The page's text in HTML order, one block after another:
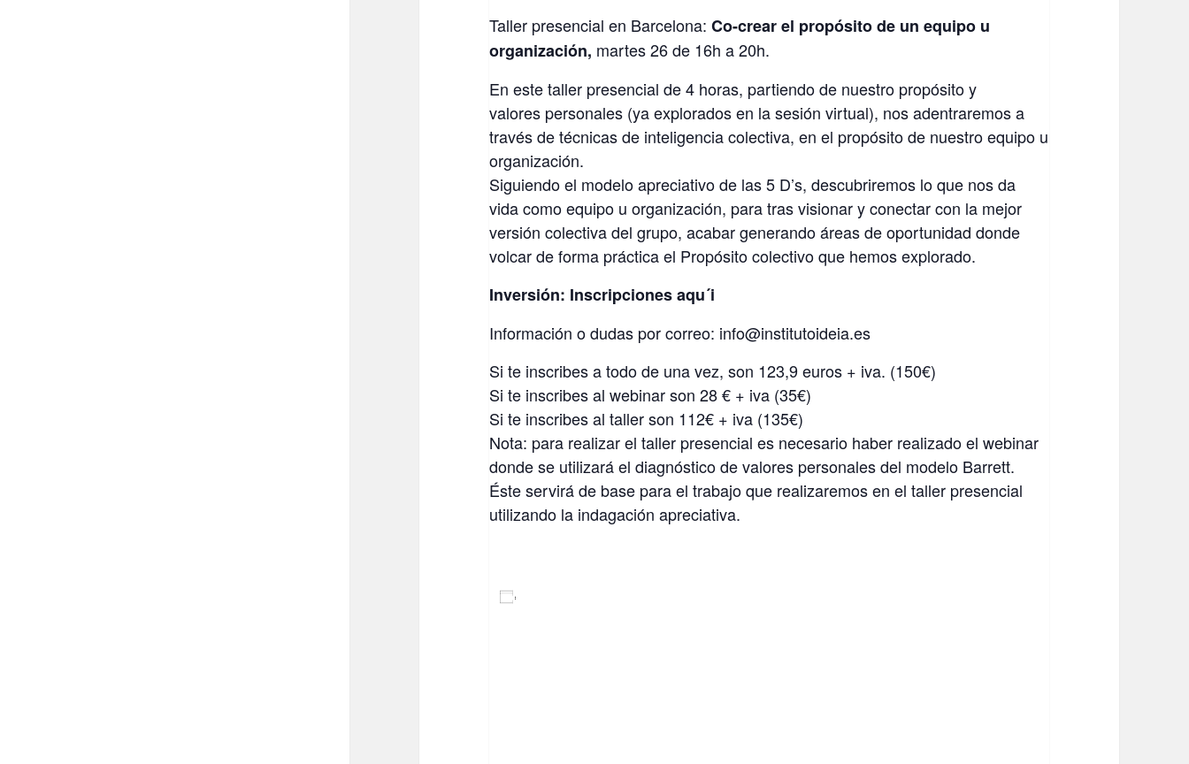
Taller presencial en Barcelona:Co-crear el propósito de un equipo u
organización, martes 26 de 16h a 20h.
En este taller presencial de 4 horas, partiendo de nuestro propósito y
valores personales (ya explorados en la sesión virtual), nos adentraremos a
través de técnicas de inteligencia colectiva, en el propósito de nuestro equipo u
organización.
Siguiendo el modelo apreciativo de las 5 D’s, descubriremos lo que nos da
vida como equipo u organización, para tras visionar y conectar con la mejor
versión colectiva del grupo, acabar generando áreas de oportunidad donde
volcar de forma práctica el Propósito colectivo que hemos explorado.
Inversión: Inscripciones aqu´i
Información o dudas por correo: info@institutoideia.es
Si te inscribes a todo de una vez, son 123,9 euros + iva. (150€)
Si te inscribes al webinar son 28 € + iva (35€)
Si te inscribes al taller son 112€ + iva (135€)
Nota: para realizar el taller presencial es necesario haber realizado el webinar
donde se utilizará el diagnóstico de valores personales del modelo Barrett.
Éste servirá de base para el trabajo que realizaremos en el taller presencial
utilizando la indagación apreciativa.